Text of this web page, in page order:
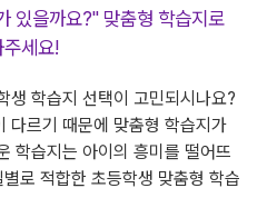
있을까요?" 맞춤형 학습지로
세요!
생 학습지 선택이 고민되시나요?
다르기 때문에 맞춤형 학습지가
학습지는 아이의 흥미를 떨어뜨
로 적합한 초등학생 맞춤형 학습